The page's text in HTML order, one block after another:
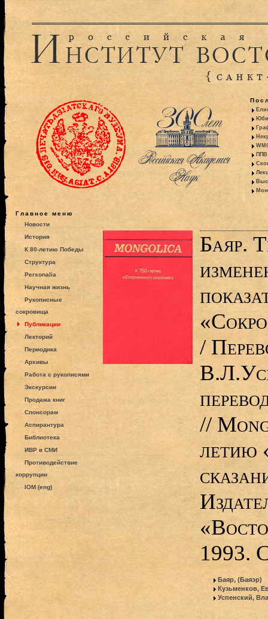
ППВ
Главное меню
Новости
История
К 80-летию Победы
Структура
Personalia
Научная жизнь
Рукописные
сокровища
Публикации
Лекторий
Периодика
Архивы
Работа с рукописями
Экскурсии
Продажа книг
Спонсорам
Аспирантура
Библиотека
ИВР в СМИ
Противодействие
коррупции
IOM (eng)
Баяр.
/
//
летию
1993.
Баяр, (Баяэр)
Кузьменков,
Успенский,